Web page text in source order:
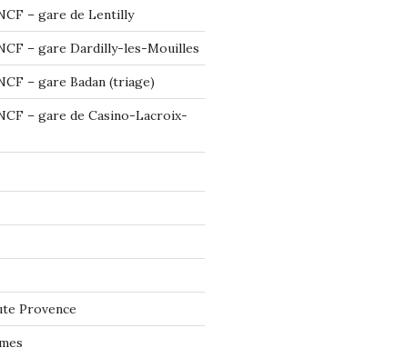
– gare de Lentilly
– gare Dardilly-les-Mouilles
– gare Badan (triage)
– gare de Casino-Lacroix-
Provence